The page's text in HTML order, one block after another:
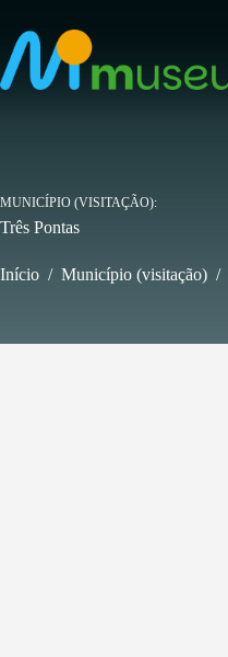
para
conteúdo
MUNICÍPIO (VISITAÇÃO)
Três Pontas
Início / Município (visitação) /